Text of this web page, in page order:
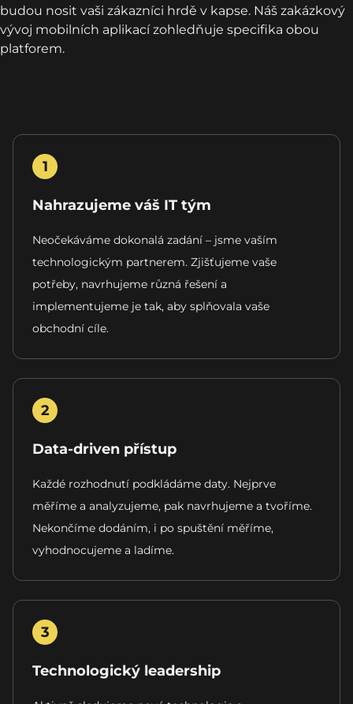
budou nosit vaši zákazníci hrdě v kapse. Náš zakázkový
vývoj mobilních aplikací zohledňuje specifika obou
platforem.
1
Nahrazujeme váš IT tým
Neočekáváme dokonalá zadání – jsme vaším
technologickým partnerem. Zjišťujeme vaše
potřeby, navrhujeme různá řešení a
implementujeme je tak, aby splňovala vaše
obchodní cíle.
2
Data-driven přístup
Každé rozhodnutí podkládáme daty. Nejprve
měříme a analyzujeme, pak navrhujeme a tvoříme.
Nekončíme dodáním, i po spuštění měříme,
vyhodnocujeme a ladíme.
3
Technologický leadership